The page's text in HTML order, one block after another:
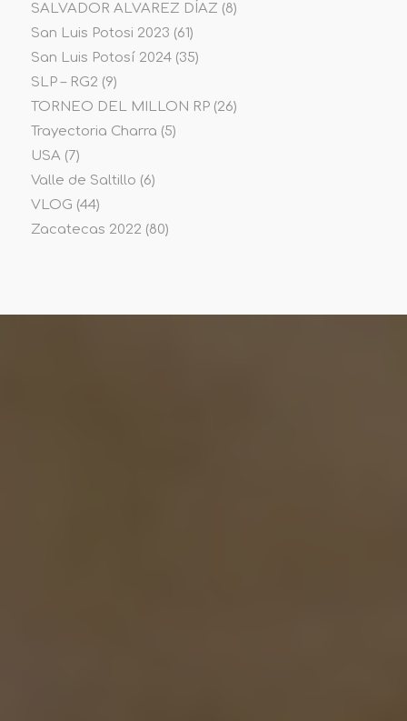
SALVADOR ALVAREZ DÍAZ (8)
San Luis Potosi 2023 (61)
San Luis Potosí 2024(35)
SLP – RG2 (9)
TORNEO DEL MILLON RP(26)
Trayectoria Charra (5)
USA(7)
Valle de Saltillo (6)
VLOG (44)
Zacatecas 2022 (80)